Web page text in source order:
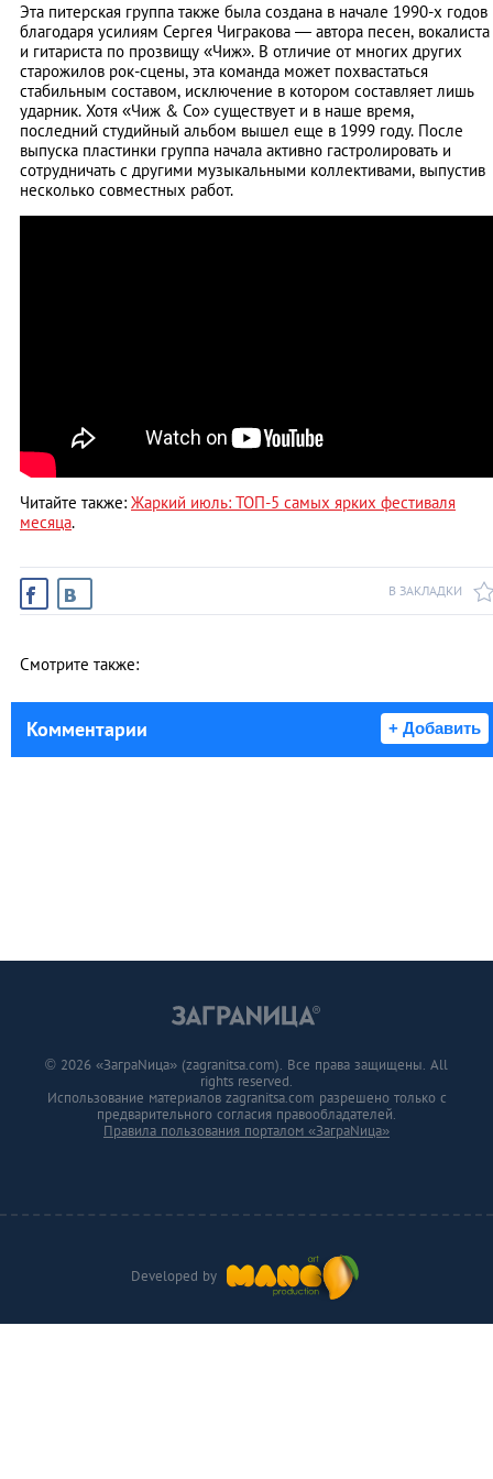
Эта питерская группа также была создана в начале 1990-х годов
благодаря усилиям Сергея Чигракова — автора песен, вокалиста
и гитариста по прозвищу «Чиж». В отличие от многих других
старожилов рок-сцены, эта команда может похвастаться
стабильным составом, исключение в котором составляет лишь
ударник. Хотя «Чиж & Co» существует и в наше время,
последний студийный альбом вышел еще в 1999 году. После
выпуска пластинки группа начала активно гастролировать и
сотрудничать с другими музыкальными коллективами, выпустив
несколько совместных работ.
Читайте также: Жаркий июль: ТОП-5 самых ярких фестиваля
месяца.
В ЗАКЛАДКИ
Смотрите также:
Комментарии + Добавить
Developed by
© 2026 «ЗаграNица» (zagranitsa.com). Все права защищены. All
rights reserved.
Использование материалов zagranitsa.com разрешено только с
предварительного согласия правообладателей.
Правила пользования порталом «ЗаграNица»